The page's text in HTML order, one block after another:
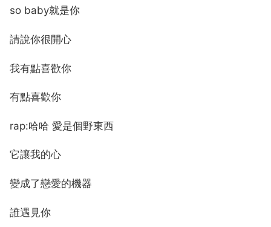
so baby就是你
請說你很開心
我有點喜歡你
有點喜歡你
rap:哈哈 愛是個野東西
它讓我的心
變成了戀愛的機器
誰遇見你